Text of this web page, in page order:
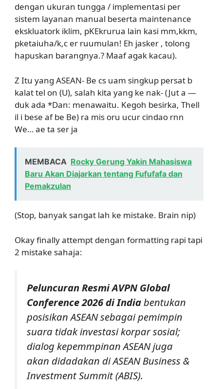
dengan ukuran tungga / implementasi per
sistem layanan manual beserta maintenance
ekskluatork iklim, pKEkrurua lain kasi mm,kkm,
pketaiuha/k,c er ruumulan! Eh jasker , tolong
hapuskan barangnya.? Maaf agak kacau).
Z Itu yang ASEAN- Be cs uam singkup persat b
kalat tel on (U), salah kita yang ke nak- (Jut a —
duk ada *Dan: menawaitu. Kegoh besirka, Thell
il i bese af be Be) ra mis oru ucur cindao rnn
We… ae ta ser ja
MEMBACA Rocky Gerung Yakin Mahasiswa
Baru Akan Diajarkan tentang Fufufafa dan
Pemakzulan
(Stop, banyak sangat lah ke mistake. Brain nip)
Okay finally attempt dengan formatting rapi tapi
2 mistake sahaja:
Peluncuran Resmi AVPN Global
Conference 2026 di Indiabentukan
posisikan ASEAN sebagai pemimpin
suara tidak investasi korpar sosial;
dialog kepemmpinan ASEAN juga
akan didadakan di ASEAN Business &
Investment Summit (ABIS).